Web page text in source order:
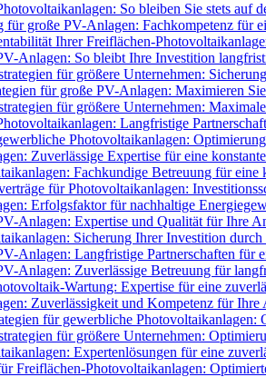
So bleiben Sie stets auf
für große PV-Anlagen: Fachkompetenz für
Ihrer Freiflächen-
Anlagen: So bleibt Ihre Investition
für größere Unternehmen:
für große PV-Anlagen: Maximieren
für größere Unternehmen:
Langfristige
Photovoltaikanlagen:
Zuverlässige Expertise für eine
Fachkundige Betreuung für
für Photovoltaikanlagen:
Erfolgsfaktor für nachhaltige
Anlagen: Expertise und Qualität für Ihre
Sicherung Ihrer Investition durch
Anlagen: Langfristige Partnerschaften für
Anlagen: Zuverlässige Betreuung für
Wartung: Expertise für eine
Zuverlässigkeit und Kompetenz für Ihre
für gewerbliche Photovoltaikanlagen:
für größere Unternehmen:
Expertenlösungen für eine
Freiflächen-Photovoltaikanlagen: